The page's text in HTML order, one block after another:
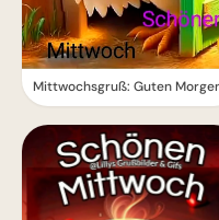
Mittwochsgruß: Guten